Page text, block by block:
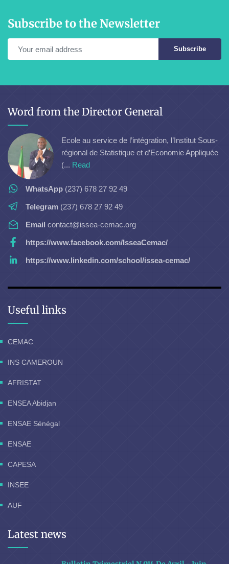
Subscribe to the Newsletter
Subscribe
Word from the Director General
Ecole au service de l’intégration, l’Institut Sous-
régional de Statistique et d’Economie Appliquée
(... Read
WhatsApp (237) 678 27 92 49
Telegram (237) 678 27 92 49
Email contact@issea-cemac.org
https://www.facebook.com/IsseaCemac/
https://www.linkedin.com/school/issea-cemac/
Useful links
CEMAC
INS CAMEROUN
AFRISTAT
ENSEA Abidjan
ENSAE Sénégal
ENSAE
CAPESA
INSEE
AUF
Latest news